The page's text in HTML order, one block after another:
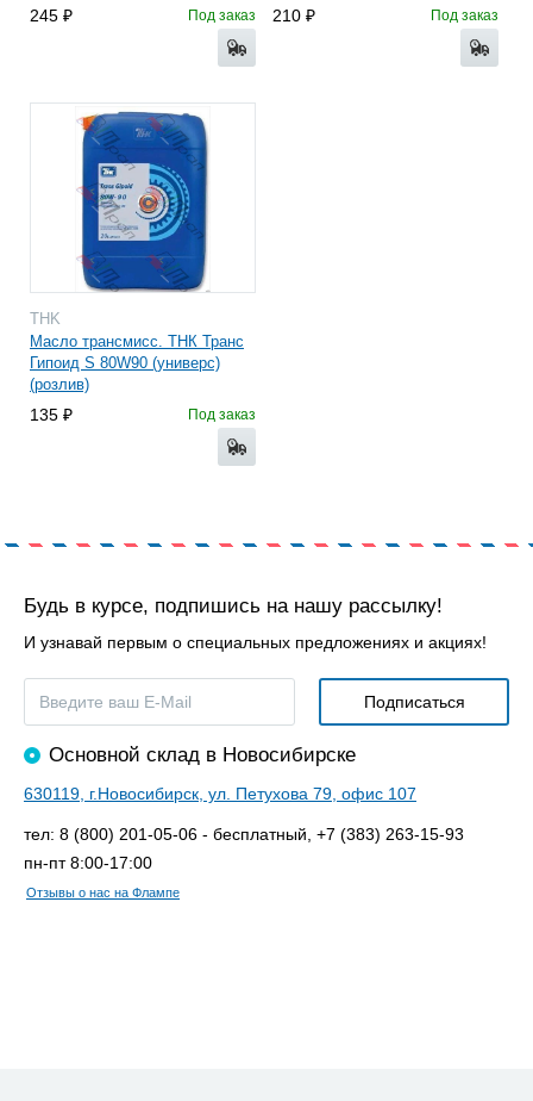
245 Под заказ 210 Под заказ
THK
Масло трансмисс. ТНК Транс
Гипоид S 80W90 (универс)
(розлив)
135 Под заказ
Будь в курсе, подпишись на нашу рассылку!
И узнавай первым о специальных предложениях и акциях!
Основной склад в Новосибирске
630119, г.Новосибирск, ул. Петухова 79, офис 107
тел: 8 (800) 201-05-06 - бесплатный, +7 (383) 263-15-93
пн-пт 8:00-17:00
Отзывы о нас на Флампе